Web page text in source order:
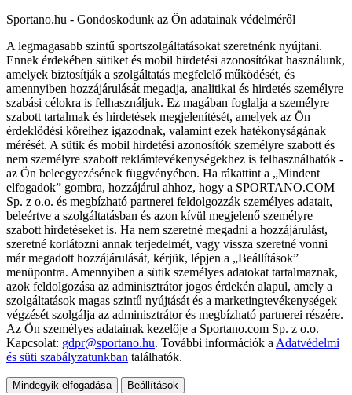
Sportano.hu - Gondoskodunk az Ön adatainak védelméről
A legmagasabb szintű sportszolgáltatásokat szeretnénk nyújtani.
Ennek érdekében sütiket és mobil hirdetési azonosítókat használunk,
amelyek biztosítják a szolgáltatás megfelelő működését, és
amennyiben hozzájárulását megadja, analitikai és hirdetés személyre
szabási célokra is felhasználjuk. Ez magában foglalja a személyre
szabott tartalmak és hirdetések megjelenítését, amelyek az Ön
érdeklődési köreihez igazodnak, valamint ezek hatékonyságának
mérését. A sütik és mobil hirdetési azonosítók személyre szabott és
nem személyre szabott reklámtevékenységekhez is felhasználhatók -
az Ön beleegyezésének függvényében. Ha rákattint a „Mindent
elfogadok” gombra, hozzájárul ahhoz, hogy a SPORTANO.COM
Sp. z o.o. és megbízható partnerei feldolgozzák személyes adatait,
beleértve a szolgáltatásban és azon kívül megjelenő személyre
szabott hirdetéseket is. Ha nem szeretné megadni a hozzájárulást,
szeretné korlátozni annak terjedelmét, vagy vissza szeretné vonni
már megadott hozzájárulását, kérjük, lépjen a „Beállítások”
menüpontra. Amennyiben a sütik személyes adatokat tartalmaznak,
azok feldolgozása az adminisztrátor jogos érdekén alapul, amely a
szolgáltatások magas szintű nyújtását és a marketingtevékenységek
végzését szolgálja az adminisztrátor és megbízható partnerei részére.
Az Ön személyes adatainak kezelője a Sportano.com Sp. z o.o.
Kapcsolat: gdpr@sportano.hu. További információk a Adatvédelmi
és süti szabályzatunkban találhatók.
Mindegyik elfogadása Beállítások